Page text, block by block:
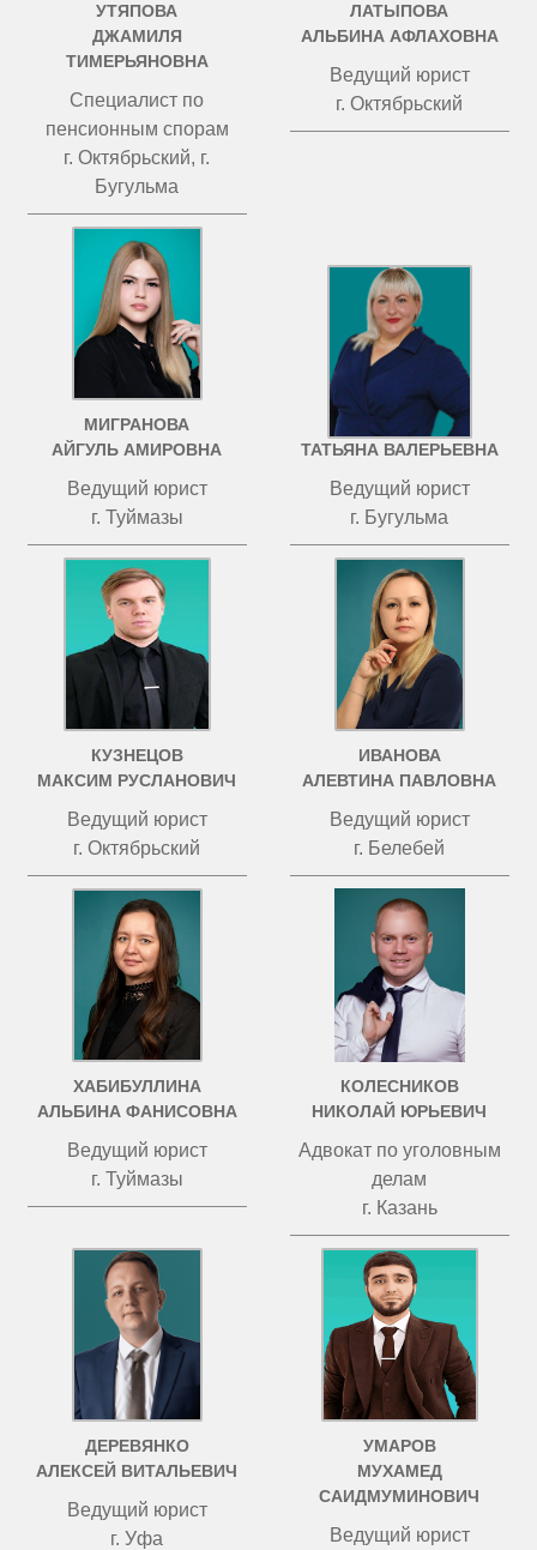
УТЯПОВА
ДЖАМИЛЯ
ТИМЕРЬЯНОВНА
Специалист по
пенсионным спорам
г. Октябрьский, г.
Бугульма
ЛАТЫПОВА
АЛЬБИНА АФЛАХОВНА
Ведущий юрист
г. Октябрьский
МИГРАНОВА
АЙГУЛЬ АМИРОВНА
Ведущий юрист
г. Туймазы
ЧИСТОВА
ТАТЬЯНА ВАЛЕРЬЕВНА
Ведущий юрист
г. Бугульма
КУЗНЕЦОВ
МАКСИМ РУСЛАНОВИЧ
Ведущий юрист
г. Октябрьский
ИВАНОВА
АЛЕВТИНА ПАВЛОВНА
Ведущий юрист
г. Белебей
ХАБИБУЛЛИНА
АЛЬБИНА ФАНИСОВНА
Ведущий юрист
г. Туймазы
КОЛЕСНИКОВ
НИКОЛАЙ ЮРЬЕВИЧ
Адвокат по уголовным
делам
г. Казань
ДЕРЕВЯНКО
АЛЕКСЕЙ ВИТАЛЬЕВИЧ
Ведущий юрист
г. Уфа
УМАРОВ
МУХАМЕД
САИДМУМИНОВИЧ
Ведущий юрист